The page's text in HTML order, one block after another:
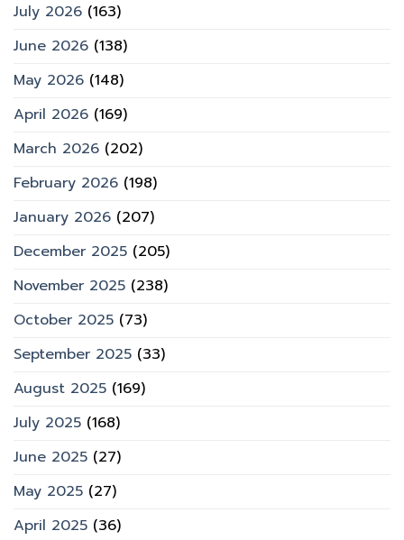
July 2026 (163)
June 2026 (138)
May 2026 (148)
April 2026 (169)
March 2026 (202)
February 2026 (198)
January 2026 (207)
December 2025 (205)
November 2025 (238)
October 2025 (73)
September 2025 (33)
August 2025 (169)
July 2025 (168)
June 2025 (27)
May 2025 (27)
April 2025 (36)